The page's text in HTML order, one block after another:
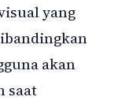
yang
akan
saat